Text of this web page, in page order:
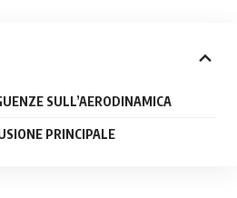
SULL’AERODINAMICA
PRINCIPALE